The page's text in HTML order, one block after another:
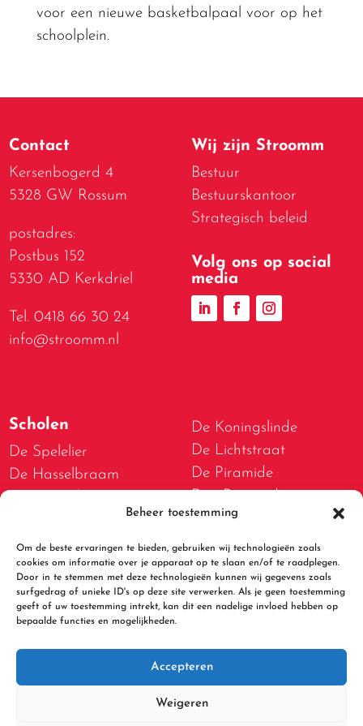
Beheer toestemming
Om de beste ervaringen te bieden, gebruiken wij technologieën zoals
cookies om informatie over je apparaat op te slaan en/of te raadplegen.
Door in te stemmen met deze technologieën kunnen wij gegevens zoals
surfgedrag of unieke ID's op deze site verwerken. Als je geen toestemming
geeft of uw toestemming intrekt, kan dit een nadelige invloed hebben op
bepaalde functies en mogelijkheden.
Accepteren
Weigeren
voor een nieuwe basketbalpaal voor op het
schoolplein.
Contact
Kersenbogerd 4
5328 GW Rossum
postadres:
Postbus 152
5330 AD Kerkdriel
Tel. 0418 66 30 24
info@stroomm.nl
Wij zijn Stroomm
Bestuur
Bestuurskantoor
Strategisch beleid
Volg ons op social
media
Scholen
De Spelelier
De Hasselbraam
De Meidoorn
De Tweestromenschool
De Bolster
De Kleine Beer
De Koningslinde
De Lichtstraat
De Piramide
D.W. van Dam van
Brakelschool
De Spelwert
De Walsprong